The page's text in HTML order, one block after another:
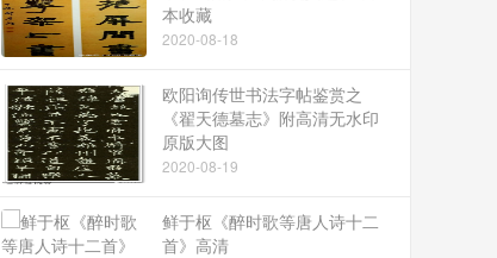
本收藏
2020-08-18
欧阳询传世书法字帖鉴赏之
《翟天德墓志》附高清无水印
原版大图
2020-08-19
鲜于枢《醉时歌等唐人诗十二
首》高清